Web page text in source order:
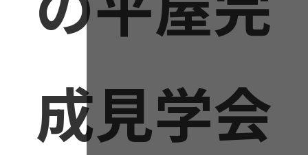
成見学会